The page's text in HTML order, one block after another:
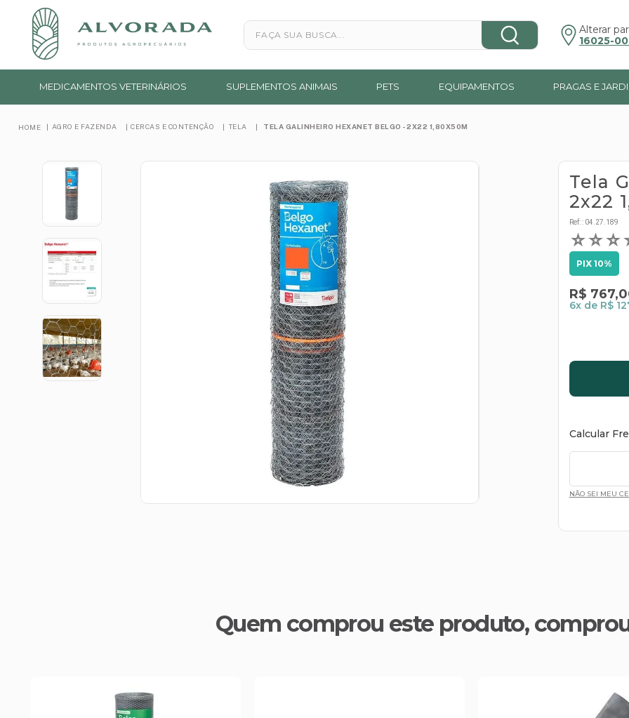
Faça sua busca...
Alterar
16025-
MEDICAMENTOS VETERINÁRIOS SUPLEMENTOS ANIMAIS PETS EQUIPAMENTOS PRAGAS E
AGRO E FAZENDA CERCAS E CONTENÇÃO TELA TELA GALINHEIRO HEXANET BELGO - 2X22 1,80X50M
Tela
2x22
Ref: : 04.27.189
☆☆☆
PIX 10%
R$ 767,
6x de R$
Calcular
NÃO SEI MEU
Quem comprou este produto,